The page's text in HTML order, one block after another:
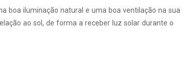
boa iluminação natural e uma boa ventilação na sua
ao sol, de forma a receber luz solar durante o